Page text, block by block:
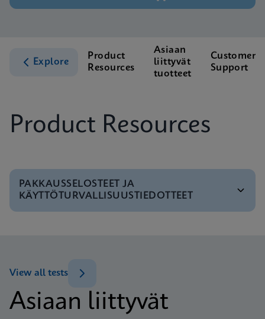
Explore
Product
Resources
Asiaan
liittyvät
tuotteet
Customer
Support
Product Resources
PAKKAUSSELOSTEET JA
KÄYTTÖTURVALLISUUSTIEDOTTEET
MSDS/SDS
Asiaan liittyvät
View all tests